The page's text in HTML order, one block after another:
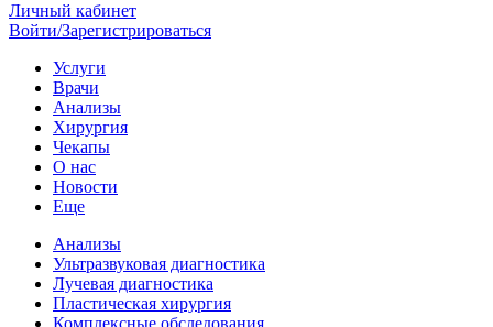
Личный кабинет
Войти/Зарегистрироваться
Услуги
Врачи
Анализы
Хирургия
Чекапы
О нас
Новости
Еще
Анализы
Ультразвуковая диагностика
Лучевая диагностика
Пластическая хирургия
Комплексные обследования